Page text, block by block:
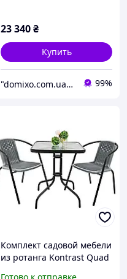
23 340₴
Купить
"domixo.com.ua" - интернет-магазин 99%
Комплект садовой мебели
из ротанга Kontrast Quad